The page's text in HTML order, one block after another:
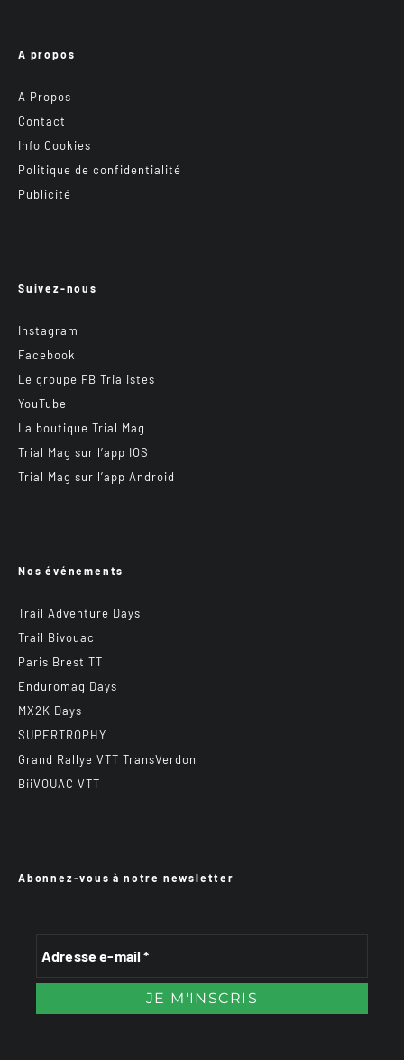
A propos
A Propos
Contact
Info Cookies
Politique de confidentialité
Publicité
Suivez-nous
Instagram
Facebook
Le groupe FB Trialistes
YouTube
La boutique Trial Mag
Trial Mag sur l’app IOS
Trial Mag sur l’app Android
Nos événements
Trail Adventure Days
Trail Bivouac
Paris Brest TT
Enduromag Days
MX2K Days
SUPERTROPHY
Grand Rallye VTT TransVerdon
BiiVOUAC VTT
Abonnez-vous à notre newsletter